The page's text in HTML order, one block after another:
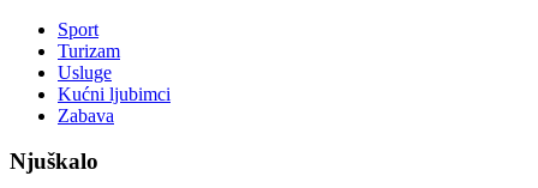
Sport
Turizam
Usluge
Kućni ljubimci
Zabava
Njuškalo